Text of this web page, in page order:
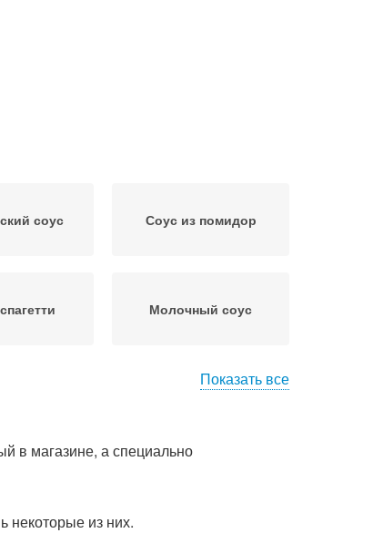
соус Соус из помидор
Молочный соус
Показать все
в магазине, а специально
некоторые из них.